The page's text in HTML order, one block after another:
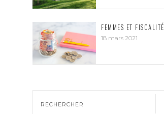
FEMMES ET FISCALITÉ
18 mars 2021